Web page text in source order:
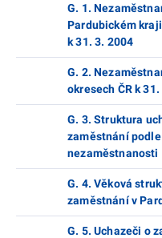
G. 1.
Pardubickém
k 31. 3. 2004
G. 2.
okresech ČR k
G. 3. Struktura
zaměstnání
nezaměstnanosti
G. 4. Věková
zaměstnání v
G. 5. Uchazeči o